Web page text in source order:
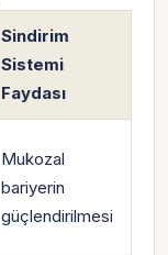
Sindirim
Sistemi
Faydası
Mukozal
bariyerin
güçlendirilmesi